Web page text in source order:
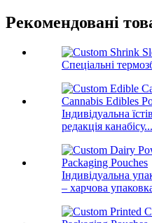
Рекомендовані
Спеціальні
Індивідуальна
редакція канабісу...
Індивідуальна
– харчова